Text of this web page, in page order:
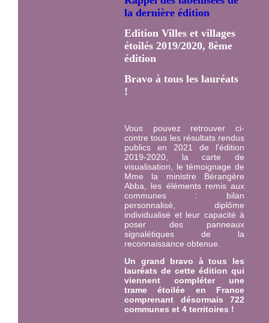
la dernière édition
Edition Villes et villages
étoilés 2019/2020, 8ème
édition
Bravo à tous les lauréats
!
Vous pouvez retrouver ci-
contre tous les résultats rendus
publics en 2021 de l'édition
2019-2020, la carte de
visualisation, le témoignage de
Mme la ministre Bérangère
Abba, les éléments remis aux
communes : bilan
personnalisé, diplôme
individualisé et leur capacité à
poser des panneaux
signalétiques de la
reconnaissance obtenue.
Un grand bravo à tous les
lauréats de cette édition qui
viennent compléter une
trame étoilée en France
comprenant désormais 722
communes et 4 territoires !